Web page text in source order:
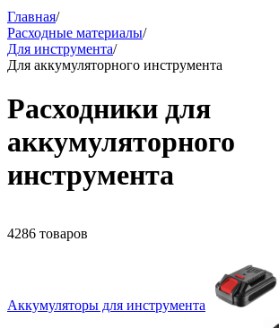
Главная/
Расходные материалы/
Для инструмента/
Для аккумуляторного инструмента
Расходники для
аккумуляторного
инструмента
4286 товаров
Аккумуляторы для инструмента